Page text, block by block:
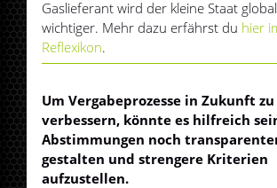
Gaslieferant wird der kleine Staat
wichtiger. Mehr dazu erfährst du hier
Reflexikon.
Um Vergabeprozesse in Zukunft zu
verbessern, könnte es hilfreich
Abstimmungen noch
gestalten und strengere Kriterien
aufzustellen.